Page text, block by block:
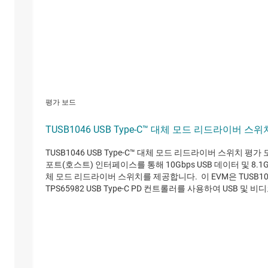
평가 보드
TUSB1046 USB Type-C™ 대체 모드 리드라이버 스위
TUSB1046 USB Type-C™ 대체 모드 리드라이버 스위치 평가
포트(호스트) 인터페이스를 통해 10Gbps USB 데이터 및
체 모드 리드라이버 스위치를 제공합니다. 이 EVM은
TPS65982 USB Type-C PD 컨트롤러를 사용하여 USB 및 비